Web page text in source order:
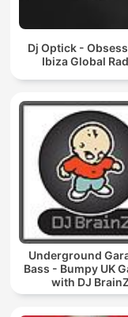
Dj Optick -
Ibiza Global
Underground
Bass - Bumpy UK
with DJ